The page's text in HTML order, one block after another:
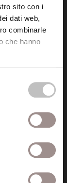
sito con i
dati web,
combinarle
che hanno